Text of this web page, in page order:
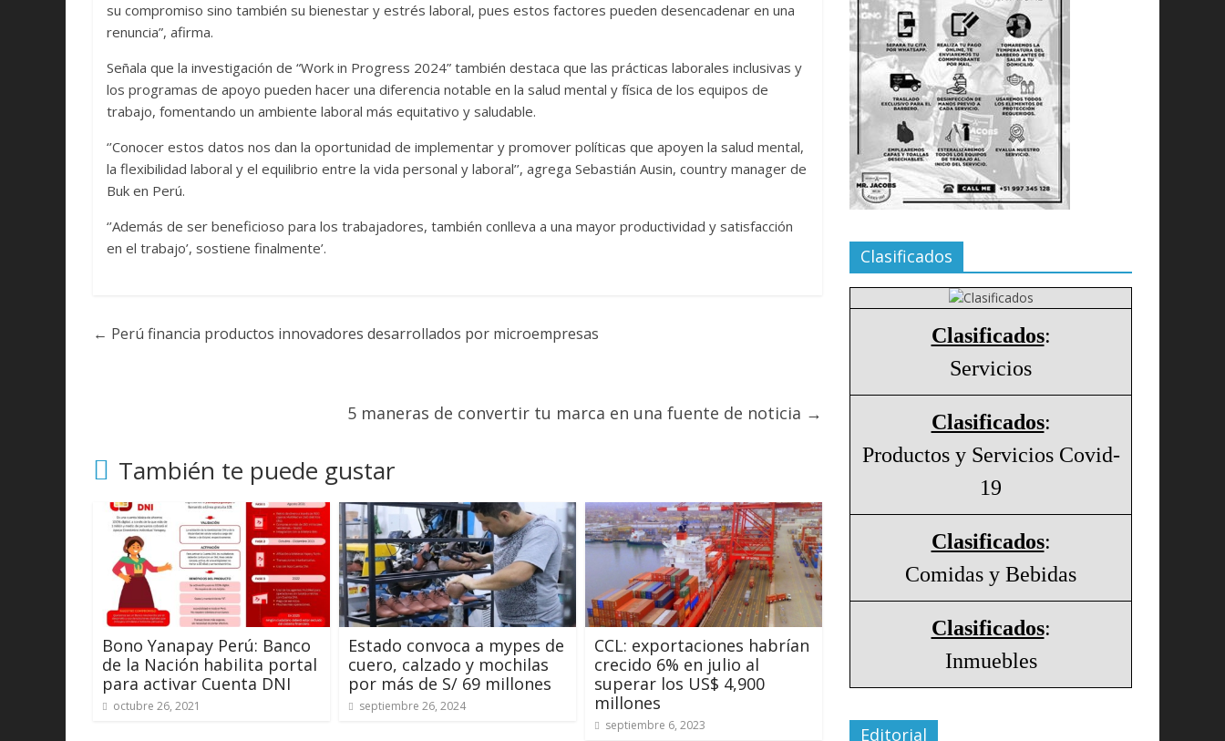
su compromiso sino también su bienestar y estrés laboral, pues estos factores pueden desencadenar en una
renuncia”, afirma.
Señala que la investigación de “Work in Progress 2024” también destaca que las prácticas laborales inclusivas y
los programas de apoyo pueden hacer una diferencia notable en la salud mental y física de los equipos de
trabajo, fomentando un ambiente laboral más equitativo y saludable.
‘’Conocer estos datos nos dan la oportunidad de implementar y promover políticas que apoyen la salud mental,
la flexibilidad laboral y el equilibrio entre la vida personal y laboral’’, agrega Sebastián Ausin, country manager de
Buk en Perú.
‘’Además de ser beneficioso para los trabajadores, también conlleva a una mayor productividad y satisfacción
en el trabajo’, sostiene finalmente’.
← Perú financia productos innovadores desarrollados por microempresas
5 maneras de convertir tu marca en una fuente de noticia →
También te puede gustar
Bono Yanapay Perú: Banco
de la Nación habilita portal
para activar Cuenta DNI
octubre 26, 2021
Estado convoca a mypes de
cuero, calzado y mochilas
por más de S/ 69 millones
septiembre 26, 2024
CCL: exportaciones habrían
crecido 6% en julio al
superar los US$ 4,900
millones
septiembre 6, 2023
Clasificados
Clasificados:
Servicios
Clasificados:
Productos y Servicios Covid-
19
Clasificados:
Comidas y Bebidas
Clasificados:
Inmuebles
Editorial